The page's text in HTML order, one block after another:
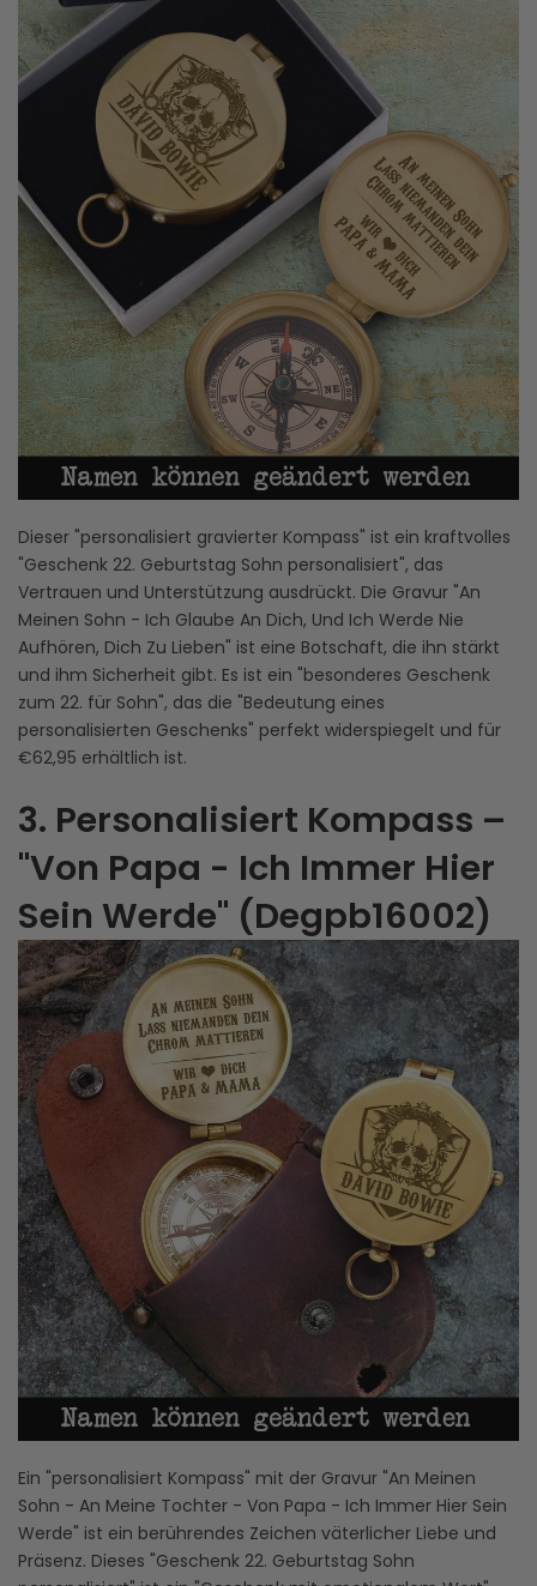
Dieser "personalisiert gravierter Kompass" ist ein kraftvolles
"Geschenk 22. Geburtstag Sohn personalisiert", das
Vertrauen und Unterstützung ausdrückt. Die Gravur "An
Meinen Sohn - Ich Glaube An Dich, Und Ich Werde Nie
Aufhören, Dich Zu Lieben" ist eine Botschaft, die ihn stärkt
und ihm Sicherheit gibt. Es ist ein "besonderes Geschenk
zum 22. für Sohn", das die "Bedeutung eines
personalisierten Geschenks" perfekt widerspiegelt und für
€62,95 erhältlich ist.
3. Personalisiert Kompass –
"Von Papa - Ich Immer Hier
Sein Werde" (Degpb16002)
Ein "personalisiert Kompass" mit der Gravur "An Meinen
Sohn - An Meine Tochter - Von Papa - Ich Immer Hier Sein
Werde" ist ein berührendes Zeichen väterlicher Liebe und
Präsenz. Dieses "Geschenk 22. Geburtstag Sohn